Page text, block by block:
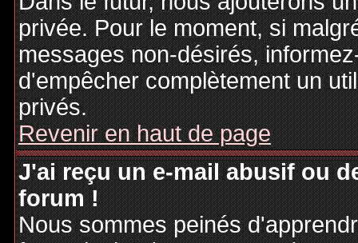
privée. Pour le moment, si
messages non-désirés,
d'empêcher complètement un
privés.
Revenir en haut de page
J'ai reçu un e-mail abusif ou
forum !
Nous sommes peinés